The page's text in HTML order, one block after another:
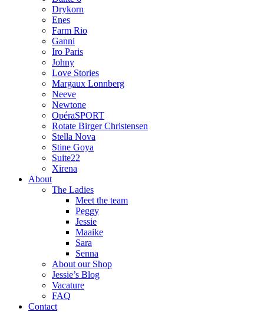
Drykorn
Enes
Farm Rio
Ganni
Iro Paris
Johny
Love Stories
Margaux Lonnberg
Neeve
Newtone
OpéraSPORT
Rotate Birger Christensen
Stella Nova
Stine Goya
Suite22
Xirena
About
The Ladies
Meet the team
Peggy
Jessie
Maaike
Sara
Senna
About our Shop
Jessie’s Blog
Vacature
FAQ
Contact